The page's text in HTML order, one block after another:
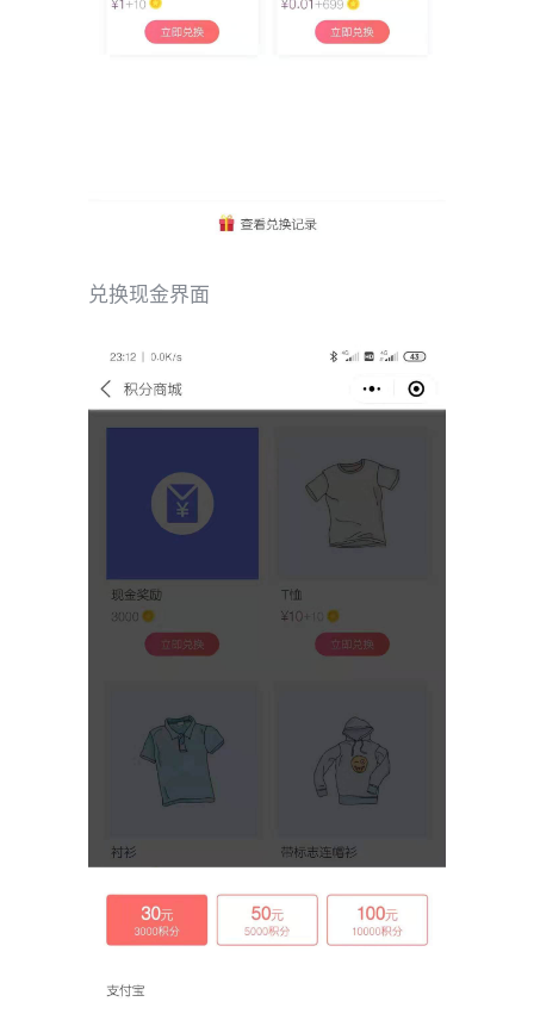
兑换现金界面